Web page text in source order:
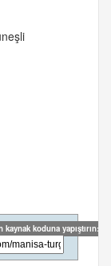
koduna yapıştırın: